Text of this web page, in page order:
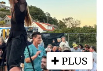
PLUS